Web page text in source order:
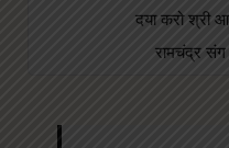
दया करो श्री
रामचंद्र संग